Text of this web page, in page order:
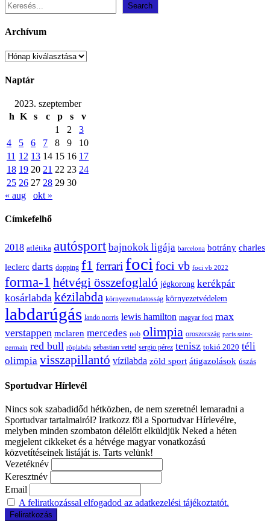
Search
Archívum
Archívum
Naptár
2023. szeptember
h K s c p s
v
1
2
3
4
5 6 7 8 9
10
11 12 13 14 15 16 17
18 19 20 21 22 23 24
25 26 27 28 29 30
« aug
okt »
Címkefelhő
2018 atlétika autósport bajnokok ligája barcelona botrány charles
leclerc darts dopping f1 ferrari foci foci vb foci vb 2022
forma-1 hétvégi összefoglaló jégkorong kerékpár
kosárlabda kézilabda környezettudatosság környezetvédelem
labdarúgás lando norris lewis hamilton magyar foci max
verstappen mclaren mercedes nob olimpia oroszország paris saint-
germain red bull röplabda sebastian vettel sergio pérez tenisz tokió 2020 téli
olimpia visszapillantó vízilabda zöld sport átigazolások úszás
Sportudvar Hírlevél
Nincs sok szabadidőd hétközben, de nem szeretnél lemaradni a
Sportudvar tartalmairól? Iratkozz föl a Sportudvar Hírlevélre,
melyben minden szombaton délelőtt elküldjük Neked a héten
megjelent cikkeket és a hétvége magyar vonatkozású
közvetítéseinek listáját is. Tarts velünk!
Vezetéknév
Keresztnév
Email
A feliratkozással elfogadod az adatkezelési tájékoztatót.